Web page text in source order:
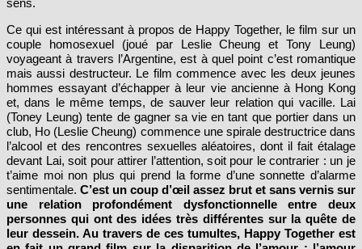
Ce qui est intéressant à propos de Happy Together, le film sur un
couple homosexuel (joué par Leslie Cheung et Tony Leung)
voyageant à travers l’Argentine, est à quel point c’est romantique
mais aussi destructeur. Le film commence avec les deux jeunes
hommes essayant d’échapper à leur vie ancienne à Hong Kong
et, dans le même temps, de sauver leur relation qui vacille. Lai
(Toney Leung) tente de gagner sa vie en tant que portier dans un
club, Ho (Leslie Cheung) commence une spirale destructrice dans
l’alcool et des rencontres sexuelles aléatoires, dont il fait étalage
devant Lai, soit pour attirer l’attention, soit pour le contrarier : un je
t’aime moi non plus qui prend la forme d’une sonnette d’alarme
sentimentale.C’est un coup d’œil assez brut et sans vernis sur
une relation profondément dysfonctionnelle entre deux
personnes qui ont des idées très différentes sur la quête de
leur dessein. Au travers de ces tumultes, Happy Together est
en fait un grand film sur la disparition de l’amour : l’amour
peut arriver comme il peut s’évaporer.